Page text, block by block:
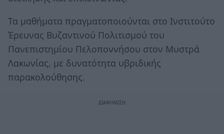
Τα μαθήματα πραγματοποιούνται στο Ινστιτούτο
Έρευνας Βυζαντινού Πολιτισμού του
Πανεπιστημίου Πελοποννήσου στον Μυστρά
Λακωνίας, με δυνατότητα υβριδικής
παρακολούθησης.